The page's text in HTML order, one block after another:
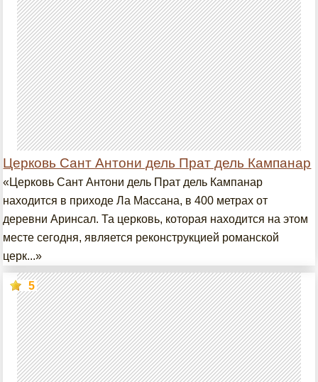
Церковь Сант Антони дель Прат дель Кампанар
«Церковь Сант Антони дель Прат дель Кампанар
находится в приходе Ла Массана, в 400 метрах от
деревни Аринсал. Та церковь, которая находится на этом
месте сегодня, является реконструкцией романской
церк...»
5